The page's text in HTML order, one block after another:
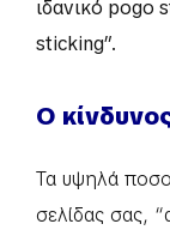
ιδανικό pogo
sticking”.
Ο
Τα υψηλά
σελίδας σας,